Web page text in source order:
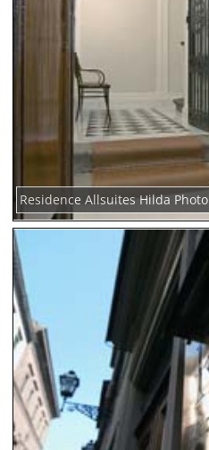
Residence Allsuites Hilda Photo